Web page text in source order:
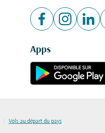
Apps
| Vols au départ du pays